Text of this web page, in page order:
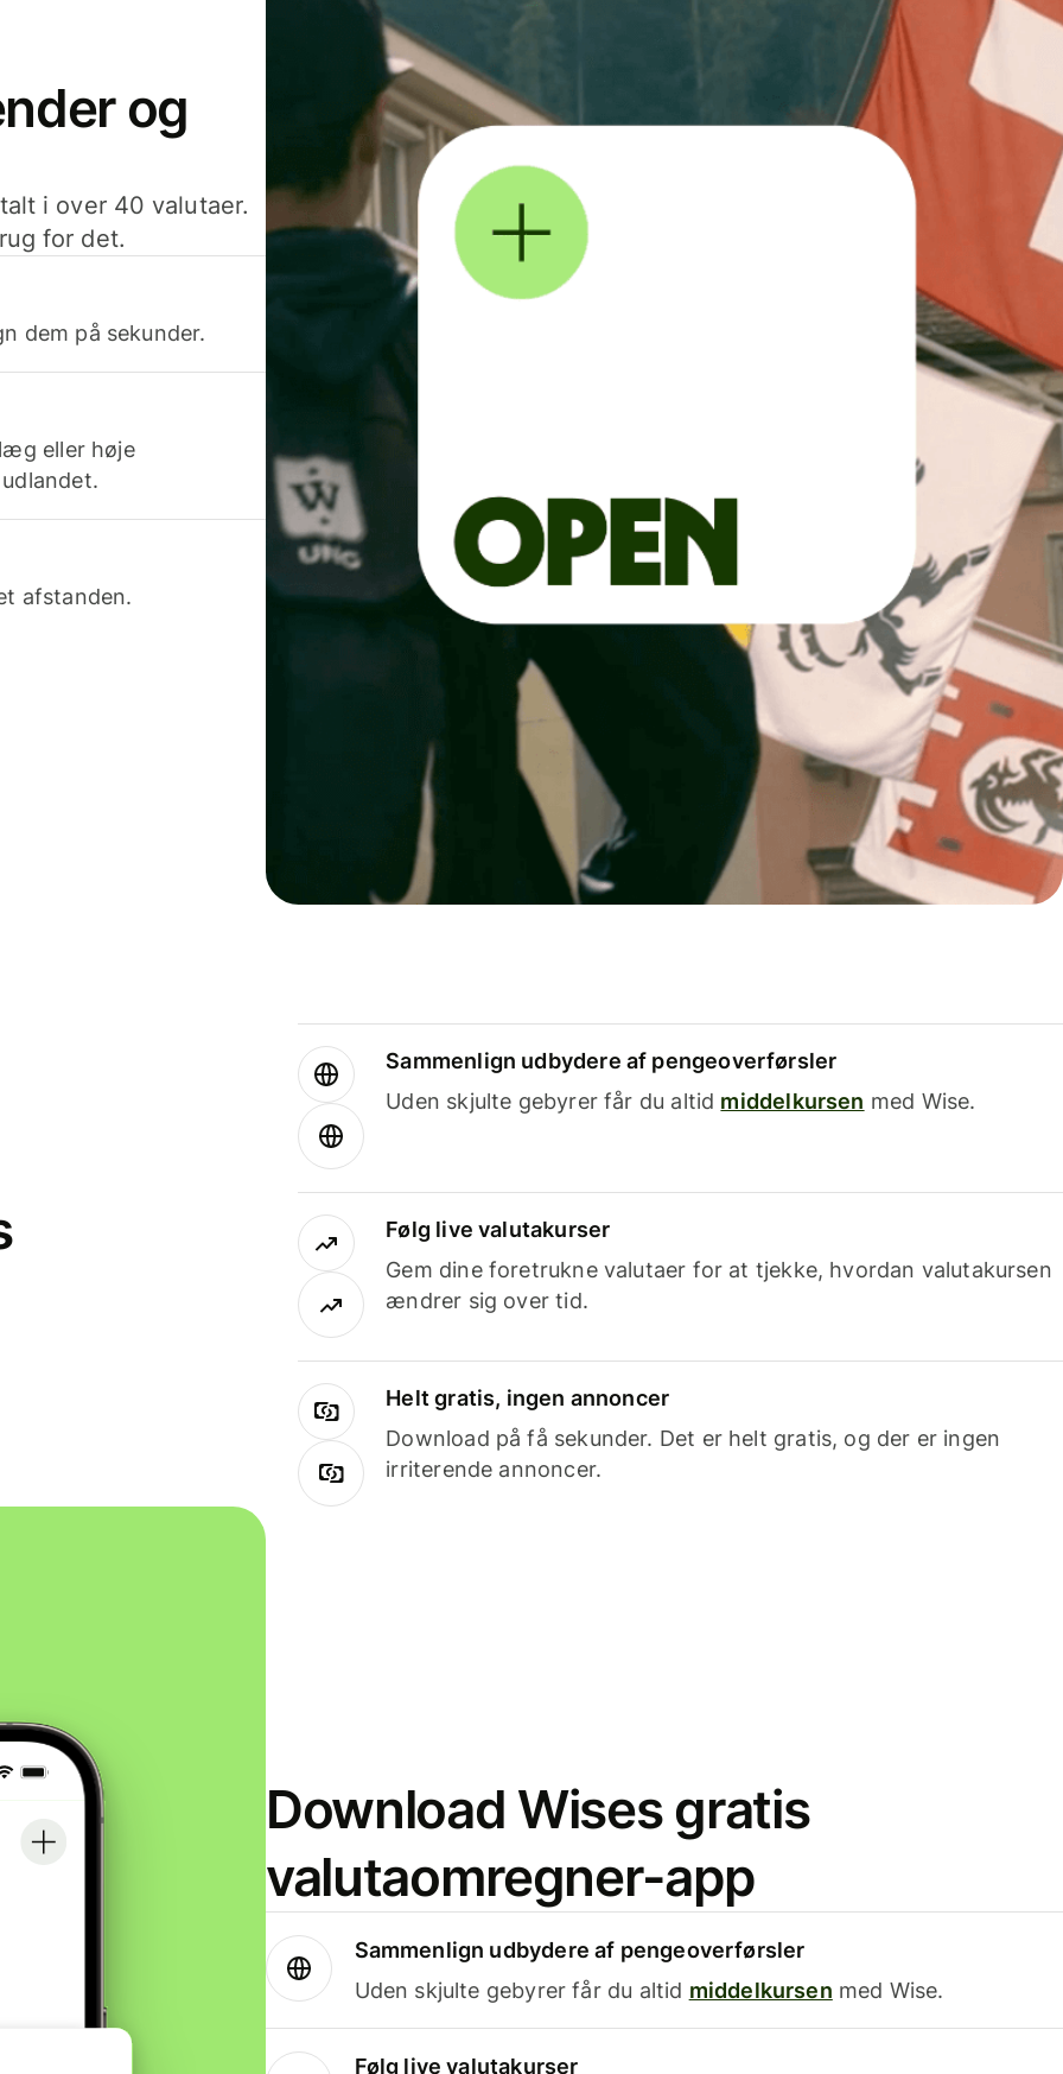
og
i over 40 valutaer.
for det.
dem på sekunder.
eller høje
afstanden.
Sammenlign udbydere af pengeoverførsler
Uden skjulte gebyrer får du altid middelkursen med Wise.
Følg live valutakurser
Gem dine foretrukne valutaer for at tjekke, hvordan valutakursen
ændrer sig over tid.
Helt gratis, ingen annoncer
Download på få sekunder. Det er helt gratis, og der er ingen
irriterende annoncer.
Download Wises gratis
valutaomregner-app
Sammenlign udbydere af pengeoverførsler
Uden skjulte gebyrer får du altid middelkursen med Wise.
Følg live valutakurser